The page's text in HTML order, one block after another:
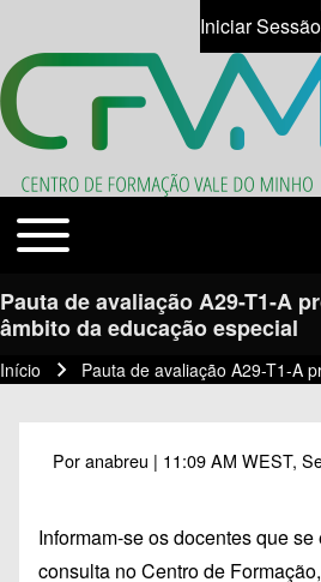
Close search
Search
User
Iniciar Sessão
Open
Temas
Toggle main menu
Pauta de avaliação A29-T1-A
âmbito da educação especial
Navegação estrutural
Início Pauta de avaliação A29-T1-A
Poranabreu | 11:09 AM WEST,
Informam-se os docentes que
consulta no Centro de